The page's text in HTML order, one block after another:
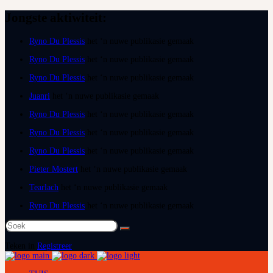
Ryno Du Plessis
Ryno Du Plessis
Ryno Du Plessis
Juanri
Ryno Du Plessis
Ryno Du Plessis
Ryno Du Plessis
Pieter Mostert
Tearlach
Ryno Du Plessis
Soek
na:
Registreer